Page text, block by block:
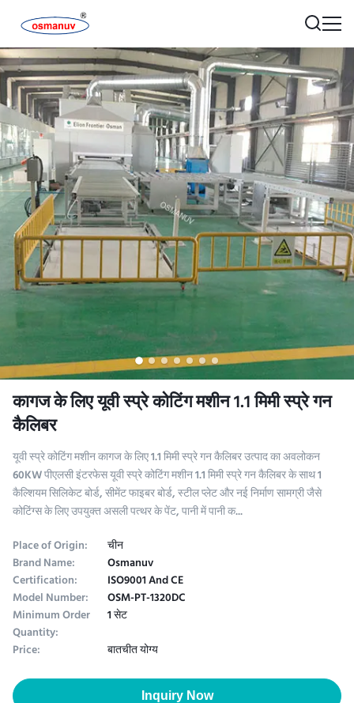
कागज के लिए यूवी स्प्रे कोटिंग मशीन 1.1 मिमी स्प्रे गन
कैलिबर
यूवी स्प्रे कोटिंग मशीन कागज के लिए 1.1 मिमी स्प्रे गन कैलिबर उत्पाद का अवलोकन
60KW पीएलसी इंटरफेस यूवी स्प्रे कोटिंग मशीन 1.1 मिमी स्प्रे गन कैलिबर के साथ 1
कैल्शियम सिलिकेट बोर्ड, सीमेंट फाइबर बोर्ड, स्टील प्लेट और नई निर्माण सामग्री जैसे
कोटिंग्स के लिए उपयुक्त असली पत्थर के पेंट, पानी में पानी क...
Place of Origin:
चीन
Brand Name: Osmanuv
Certification: ISO9001 And CE
Model Number: OSM-PT-1320DC
Minimum Order
Quantity:
1 सेट
Price:
बातचीत योग्य
Inquiry Now